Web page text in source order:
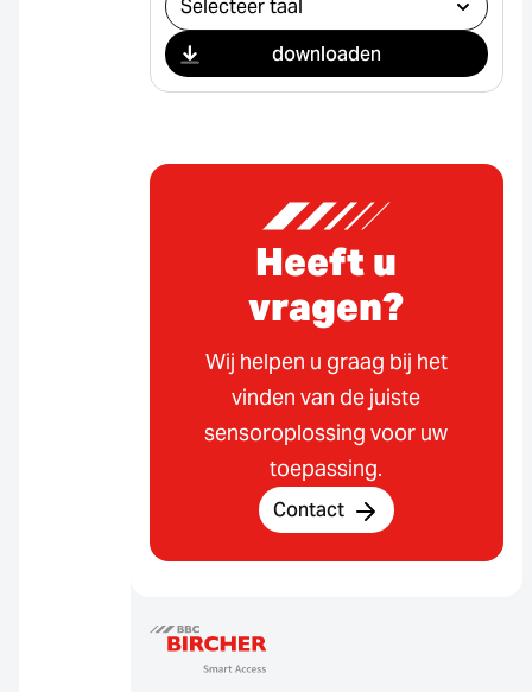
downloaden
Heeft u
vragen?
Wij helpen u graag bij het
vinden van de juiste
sensoroplossing voor uw
toepassing.
Contact